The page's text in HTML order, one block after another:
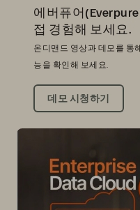
에버퓨어
접 경험해 보세요.
온디맨드 영상과 데모를 통
능을 확인해 보세요.
데모 시청하기